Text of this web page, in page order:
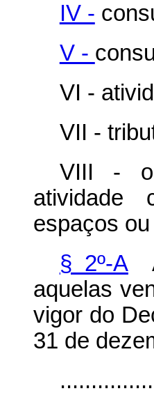
IV -
V -
VI -
VII -
VIII -
atividade
espaços
§ 2º-A
aquelas
vigor do
31 de